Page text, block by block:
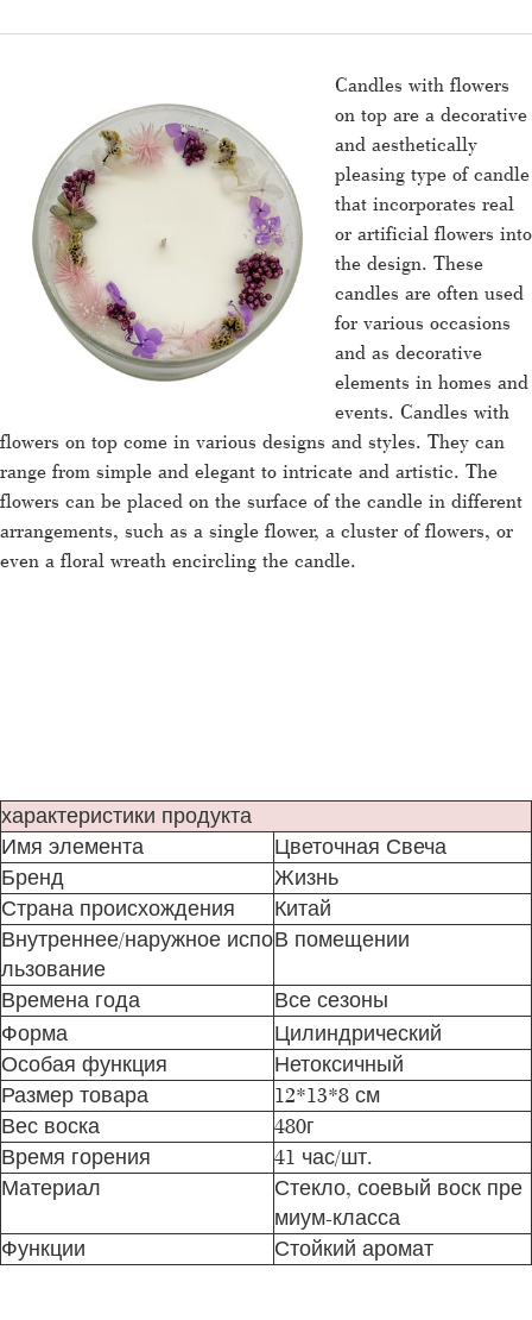
Candles with flowers
on top are a decorative
and aesthetically
pleasing type of candle
that incorporates real
or artificial flowers into
the design. These
candles are often used
for various occasions
and as decorative
elements in homes and
events. Candles with
flowers on top come in various designs and styles. They can
range from simple and elegant to intricate and artistic. The
flowers can be placed on the surface of the candle in different
arrangements, such as a single flower, a cluster of flowers, or
even a floral wreath encircling the candle.
характеристики продукта
Имя элемента
Цветочная Свеча
Бренд
Жизнь
Страна происхождения
Китай
Внутреннее/наружное испо
льзование
В помещении
Времена года
Все сезоны
Форма
Цилиндрический
Особая функция
Нетоксичный
Размер товара
12*13*8 см
Вес воска
480г
Время горения
41 час/шт.
Материал
Стекло, соевый воск пре
миум-класса
Функции
Стойкий аромат